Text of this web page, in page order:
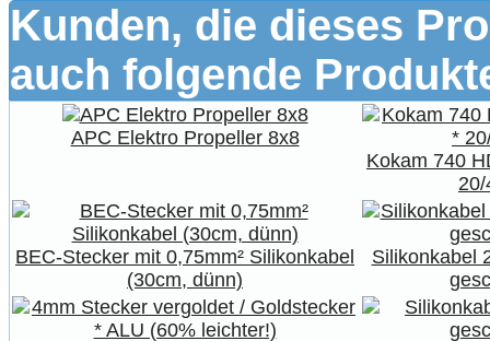
Kunden, die dieses
auch folgende
APC Elektro Propeller 8x8
Kokam 740
BEC-Stecker mit 0,75mm² Silikonkabel
(30cm, dünn)
Silikonkabel